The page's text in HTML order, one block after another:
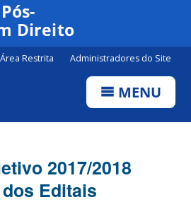
Direito
Área Restrita Administradores do Site
MENU
2017/2018
Editais